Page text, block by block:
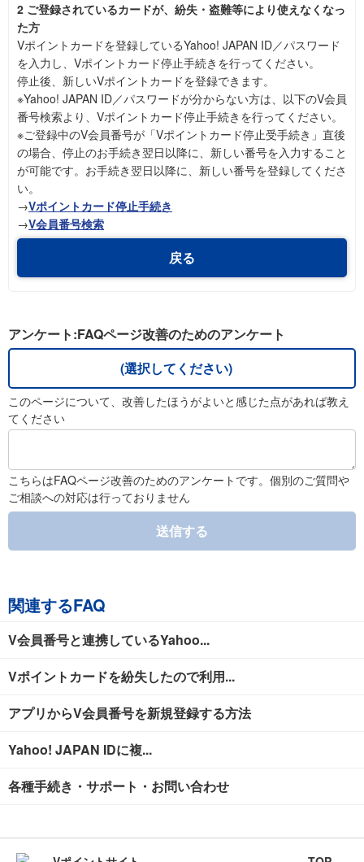
2 ご登録されているカードが、紛失・盗難等により使えなくなっ
た方
Vポイントカードを登録しているYahoo! JAPAN ID／パスワード
を入力し、Vポイントカード停止手続きを行ってください。
停止後、新しいVポイントカードを登録できます。
※Yahoo! JAPAN ID／パスワードが分からない方は、以下のV会員
番号検索より、Vポイントカード停止手続きを行ってください。
※ご登録中のV会員番号が「Vポイントカード停止受手続き」直後
の場合、停止のお手続き翌日以降に、新しい番号を入力すること
が可能です。お手続き翌日以降に、新しい番号を登録してくださ
い。
→Vポイントカード停止手続き
→V会員番号検索
戻る
アンケート:FAQページ改善のためのアンケート
(選択してください)
このページについて、改善したほうがよいと感じた点があれば教え
てください
こちらはFAQページ改善のためのアンケートです。個別のご質問や
ご相談への対応は行っておりません
送信する
関連するFAQ
V会員番号と連携しているYahoo...
Vポイントカードを紛失したので利用...
アプリからV会員番号を新規登録する方法
Yahoo! JAPAN IDに複...
各種手続き・サポート・お問い合わせ